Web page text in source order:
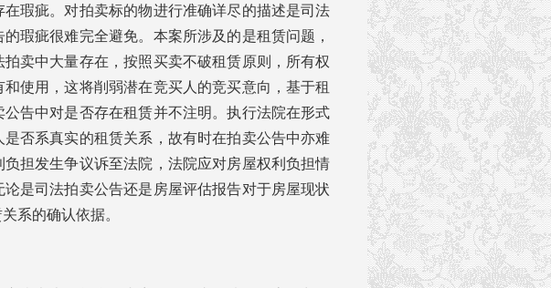
瑕疵。对拍卖标的物进行准确详尽的描述是司法
瑕疵很难完全避免。本案所涉及的是租赁问题，
卖中大量存在，按照买卖不破租赁原则，所有权
使用，这将削弱潜在竞买人的竞买意向，基于租
告中对是否存在租赁并不注明。执行法院在形式
否系真实的租赁关系，故有时在拍卖公告中亦难
担发生争议诉至法院，法院应对房屋权利负担情
是司法拍卖公告还是房屋评估报告对于房屋现状
系的确认依据。